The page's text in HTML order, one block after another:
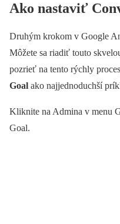
Ako nastaviť
Druhým krokom v Google
Môžete sa riadiť touto
pozrieť na tento rýchly
Goal ako najjednoduchší
Kliknite na Admina v menu
Goal.